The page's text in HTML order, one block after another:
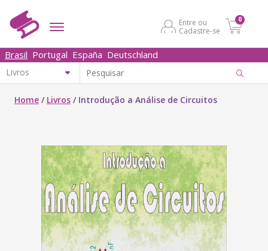
Entre ou
Cadastre-se
0
Brasil Portugal España Deutschland
Home / Livros / Introdução a Análise de Circuitos